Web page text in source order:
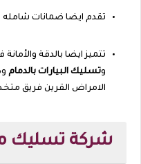
تقدم ايضا ضمانات
تتميز ايضا بالدقة
وتسليك البيارات بالدمام
الامراض القرين فريق
شركة تسليك